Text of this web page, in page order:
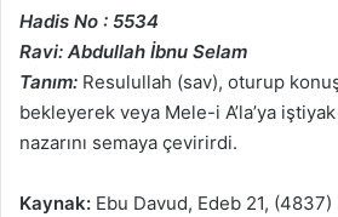
Hadis No : 5534
Ravi: Abdullah İbnu Selam
Tanım: Resulullah (sav), oturup
bekleyerek veya Mele-i A’la’ya
nazarını semaya çevirirdi.
Kaynak: Ebu Davud, Edeb 21, (4837)